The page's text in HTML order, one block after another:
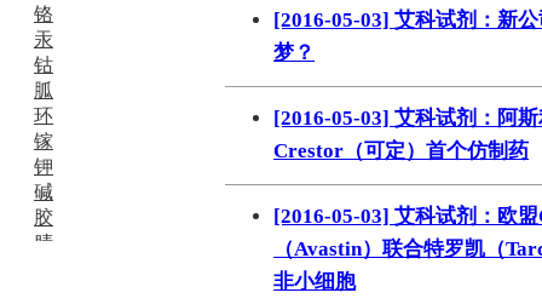
铬
汞
钴
胍
环
镓
钾
碱
胶
腈
[2016-05-03] 艾科试剂：新
梦？
[2016-05-03] 艾科试剂：阿
Crestor（可定）首个仿制药
[2016-05-03] 艾科试剂：欧
（Avastin）联合特罗凯（
非小细胞